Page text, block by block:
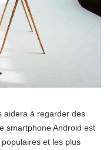
aidera à regarder des
smartphone Android est
et les plus